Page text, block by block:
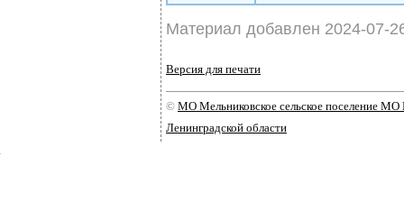
Материал добавлен 2024-07-
Версия для печати
© МО Мельниковское сельское поселение
Ленинградской области